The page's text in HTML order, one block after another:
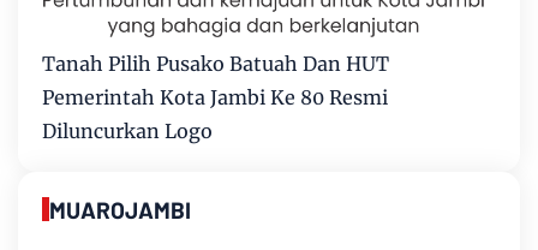
Tanah Pilih Pusako Batuah Dan HUT
Pemerintah Kota Jambi Ke 80 Resmi
Diluncurkan Logo
MUAROJAMBI